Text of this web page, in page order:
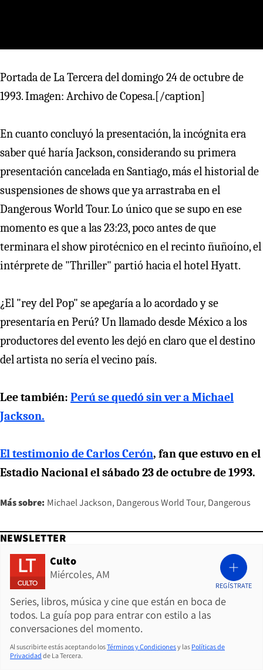
Portada de La Tercera del domingo 24 de octubre de
1993. Imagen: Archivo de Copesa.[/caption]
En cuanto concluyó la presentación, la incógnita era
saber qué haría Jackson, considerando su primera
presentación cancelada en Santiago, más el historial de
suspensiones de shows que ya arrastraba en el
Dangerous World Tour. Lo único que se supo en ese
momento es que a las 23:23, poco antes de que
terminara el show pirotécnico en el recinto ñuñoíno, el
intérprete de "Thriller" partió hacia el hotel Hyatt.
¿El "rey del Pop" se apegaría a lo acordado y se
presentaría en Perú? Un llamado desde México a los
productores del evento les dejó en claro que el destino
del artista no sería el vecino país.
Lee también: Perú se quedó sin ver a Michael
Jackson.
El testimonio de Carlos Cerón, fan que estuvo en el
Estadio Nacional el sábado 23 de octubre de 1993.
Más sobre: Michael Jackson Dangerous World Tour Dangerous
NEWSLETTER
Culto
Miércoles, AM
Series, libros, música y cine que están en boca de
todos. La guía pop para entrar con estilo a las
conversaciones del momento.
REGÍSTRATE
Al suscribirte estás aceptando losTérminos y Condicionesy las Políticas de
Privacidad de La Tercera.